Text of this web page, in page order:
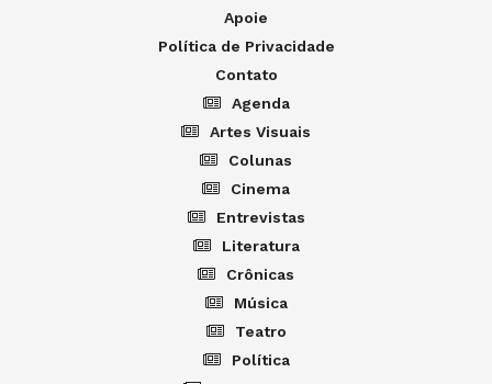
Apoie
Política de Privacidade
Contato
Agenda
Artes Visuais
Colunas
Cinema
Entrevistas
Literatura
Crônicas
Música
Teatro
Política